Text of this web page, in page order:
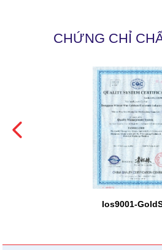
CHỨNG CHỈ
Ios9001-